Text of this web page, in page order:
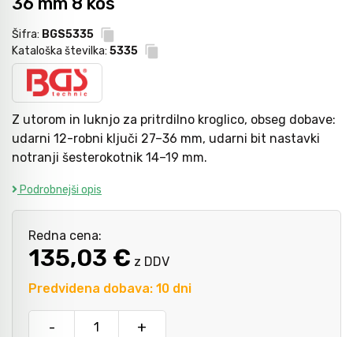
Šifra: BGS5335
Kataloška številka: 5335
Z utorom in luknjo za pritrdilno kroglico, obseg dobave:
udarni 12-robni ključi 27–36 mm, udarni bit nastavki
notranji šesterokotnik 14–19 mm.
Podrobnejši opis
Predvidena dobava: 10 dni
Redna cena:
135,03 € z DDV
- +
Kladiva
Točkala, dleta, luknjači in pile
Vzvodi in primeži
Škarje, noži in žage
Zaščitna oprema
Svetila
Mazanje